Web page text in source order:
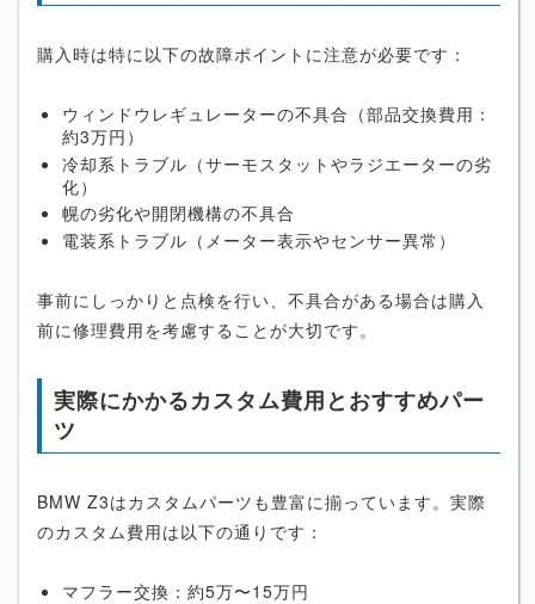
購入時は特に以下の故障ポイントに注意が必要です：
ウィンドウレギュレーターの不具合（部品交換費用：
約3万円）
冷却系トラブル（サーモスタットやラジエーターの劣
化）
幌の劣化や開閉機構の不具合
電装系トラブル（メーター表示やセンサー異常）
事前にしっかりと点検を行い、不具合がある場合は購入
前に修理費用を考慮することが大切です。
実際にかかるカスタム費用とおすすめパー
ツ
BMW Z3はカスタムパーツも豊富に揃っています。実際
のカスタム費用は以下の通りです：
マフラー交換：約5万〜15万円